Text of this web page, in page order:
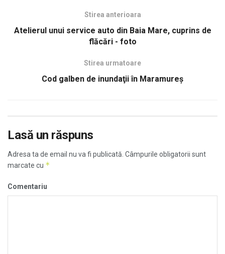
Stirea anterioara
Atelierul unui service auto din Baia Mare, cuprins de
flăcări - foto
Stirea urmatoare
Cod galben de inundaţii în Maramureș
Lasă un răspuns
Adresa ta de email nu va fi publicată. Câmpurile obligatorii sunt
marcate cu *
Comentariu